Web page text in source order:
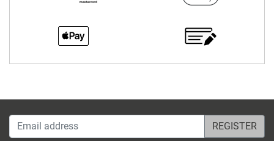
Email address